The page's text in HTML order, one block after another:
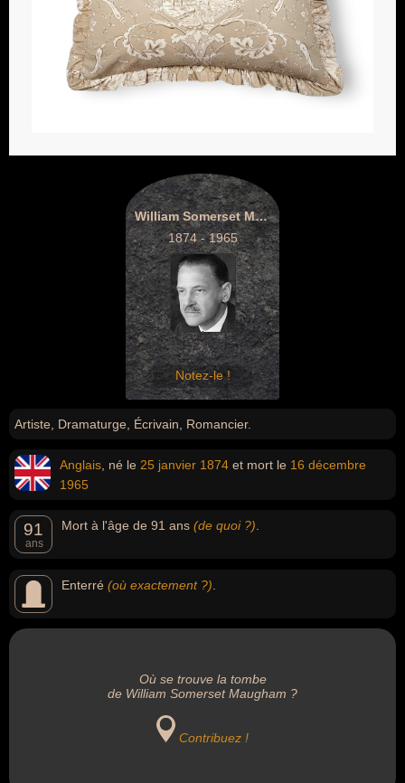
William Somerset Maugham
1874 - 1965
Notez-le !
Artiste, Dramaturge, Écrivain, Romancier.
Anglais , né le 25 janvier 1874 et mort le 16 décembre
1965
91
ans
Mort à l'âge de 91 ans (de quoi ?)
Enterré (où exactement ?)
Où se trouve la tombe
de William Somerset Maugham ?
Contribuez !